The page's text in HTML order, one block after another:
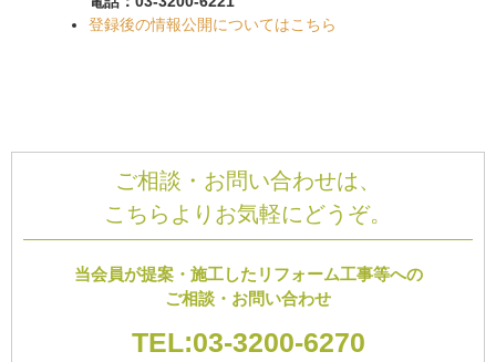
登録後の情報公開についてはこちら
ご相談・お問い合わせは、
こちらよりお気軽にどうぞ。
当会員が提案・施工したリフォーム工事等への
ご相談・お問い合わせ
TEL:03-3200-6270